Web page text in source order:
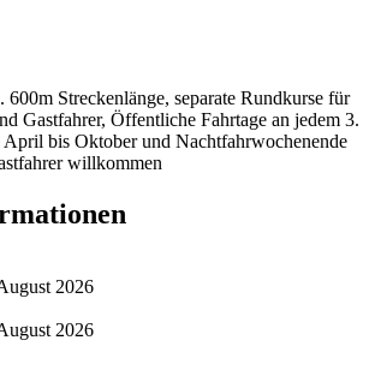
Streckenlänge, separate Rundkurse für
Gastfahrer, Öffentliche Fahrtage an jedem 3.
April bis Oktober und Nachtfahrwochenende
willkommen
2026
2026